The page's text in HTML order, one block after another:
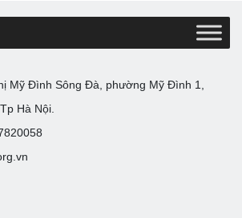
Mỹ Đình Sông Đà, phường Mỹ Đình 1,
Hà Nội.